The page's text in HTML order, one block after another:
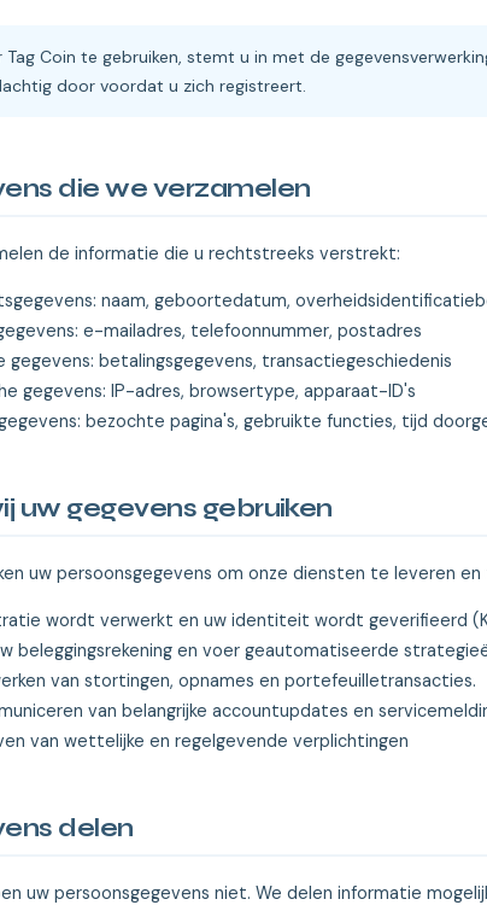
Tag Coin te gebruiken, stemt u in met de
door voordat u zich registreert.
die we verzamelen
de informatie die u rechtstreeks verstrekt:
naam, geboortedatum,
e-mailadres, telefoonnummer, postadres
gegevens: betalingsgegevens, transactiegeschiedenis
gegevens: IP-adres, browsertype, apparaat-ID's
bezochte pagina's, gebruikte functies, tijd
uw gegevens gebruiken
uw persoonsgegevens om onze diensten te leveren
wordt verwerkt en uw identiteit wordt geverifieerd
beleggingsrekening en voer geautomatiseerde
van stortingen, opnames en portefeuilletransacties.
van belangrijke accountupdates en
van wettelijke en regelgevende verplichtingen
delen
uw persoonsgegevens niet. We delen informatie